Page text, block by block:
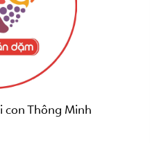
con Thông Minh